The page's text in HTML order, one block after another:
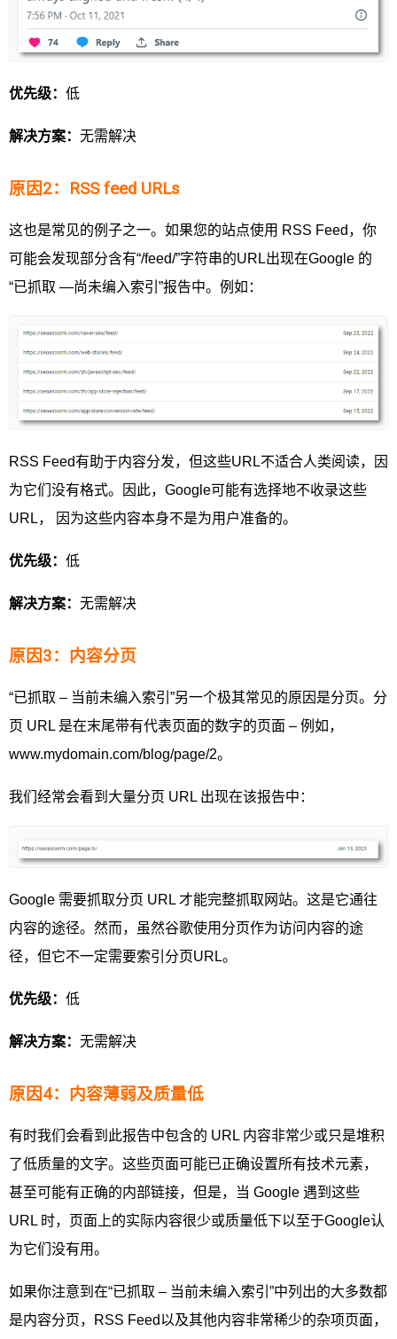
优先级： 低
解决方案： 无需解决
原因2：RSS feed URLs
这也是常见的例子之一。如果您的站点使用 RSS Feed，你
可能会发现部分含有“/feed/”字符串的URL出现在Google 的
“已抓取 —尚未编入索引”报告中。例如：
RSS Feed有助于内容分发，但这些URL不适合人类阅读，因
为它们没有格式。因此，Google可能有选择地不收录这些
URL， 因为这些内容本身不是为用户准备的。
优先级： 低
解决方案： 无需解决
原因3：内容分页
“已抓取 – 当前未编入索引”另一个极其常见的原因是分页。分
页 URL 是在末尾带有代表页面的数字的页面 – 例如，
www.mydomain.com/blog/page/2。
我们经常会看到大量分页 URL 出现在该报告中：
Google 需要抓取分页 URL 才能完整抓取网站。这是它通往
内容的途径。然而，虽然谷歌使用分页作为访问内容的途
径，但它不一定需要索引分页URL。
优先级： 低
解决方案： 无需解决
原因4：内容薄弱及质量低
有时我们会看到此报告中包含的 URL 内容非常少或只是堆积
了低质量的文字。这些页面可能已正确设置所有技术元素，
甚至可能有正确的内部链接，但是，当 Google 遇到这些
URL 时，页面上的实际内容很少或质量低下以至于Google认
为它们没有用。
如果你注意到在“已抓取 – 当前未编入索引”中列出的大多数都
是内容分页，RSS Feed以及其他内容非常稀少的杂项页面，